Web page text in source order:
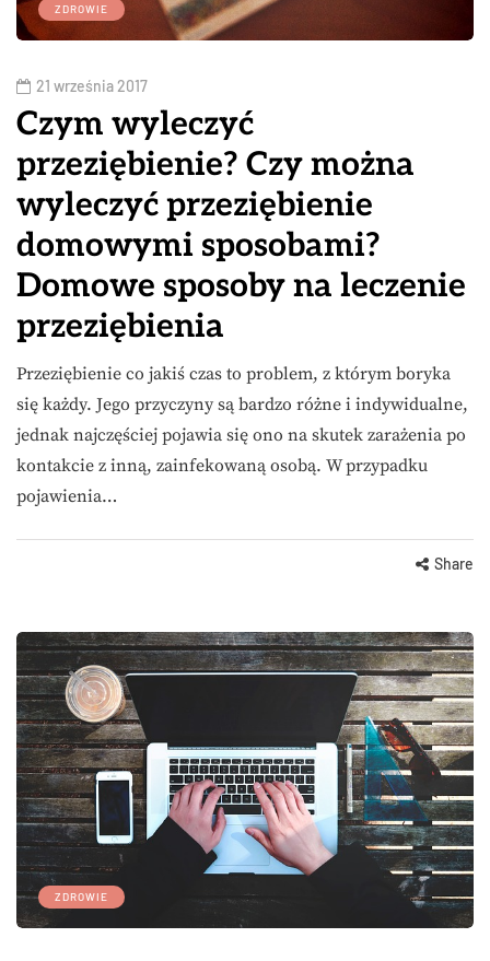
ZDROWIE
21 września 2017
Czym wyleczyć
przeziębienie? Czy można
wyleczyć przeziębienie
domowymi sposobami?
Domowe sposoby na leczenie
przeziębienia
Przeziębienie co jakiś czas to problem, z którym boryka
się każdy. Jego przyczyny są bardzo różne i indywidualne,
jednak najczęściej pojawia się ono na skutek zarażenia po
kontakcie z inną, zainfekowaną osobą. W przypadku
pojawienia…
Share
ZDROWIE